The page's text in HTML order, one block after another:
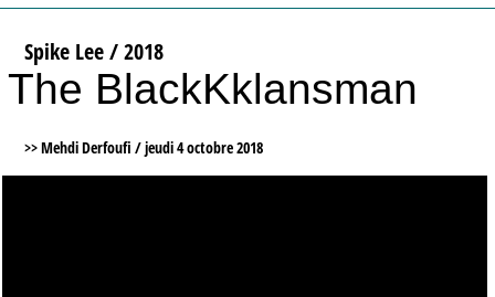
Tribunes
Bloc-notes
Archives
S’abonner à la Lettre !
Spike Lee / 2018
The BlackKklansman
>> Mehdi Derfoufi /jeudi 4 octobre 2018